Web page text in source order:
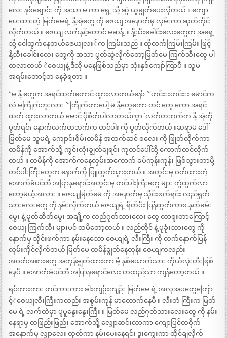
လေး နှစ်ချောင်း ကို အသာ မ ကာ ရှေ့ သို့ ဆွဲ ယူချွတ်ပေးလိုတယ် ။ ကျော
ပေးထားတဲ့ မြတ်မေရဲ့ နို့အုံတွေ ကို ဇေယျ အနောက်မှ လှမ်းကာ ဆုတ်ကိုင်
လိုက်တယ် ။ ဇေယျ လက်နှင့်တောင် မဆန့် .။ နို့သီးခေါင်းလေးတွေက အရှေ့
သို့ ငေါထွက်နေတယ်ဇေယျလ။်က ကြမ်းသည် ။ ထိုလက်ကြမ်းကြမ်း ဖြင့်
နို့သီးခေါင်းလေး တွေကို အသာ ပွတ်ဆွဲလိုက်တော့မြတ်မေ ကြက်သီးတွေ ပါ
ထလာတယ် ဲဇေယျနဲ့ ဒီလို မနေဖြစ်သည်မှာ သုံးနှစ်ကျော်ကြာပီ ။ သူမ
အရမ်းတောင့်တ နေခဲ့ရတာ ။
“မ နို့ တွေက အရင်ထက်တောင် ထွားလာတယ်နော် ´´ “ဟင်းးးဟင်းးး မောင်က
လဲ မကြိုက်ဘူးလား ´´ “ကြိုက်တာပေါ့ မ နို့တွေကော တင် တွေ ကော အရင်
ထက် ထွားလာတယ် မောင် ပိုစိတ်ပါလာတယ်ကွာ ´´ လက်တဘက်က နို့ အုံကို
ပွတ်ရင်း နောက်လက်တဘက်က တင်ပါး ကို ပွတ်လိုက်တယ် ။ဆရာမ ဒေါ်
မြတ်မေ သူမရဲ့ ကျောင်းစိမ်းထမိန် အထက်ဆင် စလေး ကို ဖြုတ်လိုက်ကာ
ထမိန်ကို အောက်သို့ ကွင်းလုံးချွတ်ချရင်း ကုတင်ပေါ်သို့ ကောက်တင်လိုက်
တယ် ။ ထမိန်ကို အောက်ကနေလှမ်းအကောက် ခပ်ကုန်းကုန်း ဖြစ်သွားတာမို့
တင်ပါးကြီးတွေက နောက်ကို ပြူထွက်သွားတယ် ။ အတွင်းမှ ဝတ်ထားတဲ့
အောက်ခံပင်တီ အပြာနုရောင်အတွင်းမှ တင်ပါးကြီးတွေ များ ကွဲထွက်လာ
တော့မယ့်အလား ။ ဇေယျမြတ်မေ ကို အနောက်မှ သိုင်းဖက်ရင်း လည်ရုတ်
သားလေးတွေ ကို နမ်းလိုက်တယ် ဇေယျရဲ့ ရိတ်ပီး ပြန်ထွက်ကာစ နုတ်ခမ်း
မွှေး နဲ့ မုတ်ဆိတ်မွှေး အချို့က လည်ဂုတ်သားလေး တွေ လာစူးတာကြောင့်
ဇေယျ ကြက်သီး များပင် ထမိတော့တယ် ။ လည်တိုင် နဲ့ ပုခုံးသားတွေ ကို
နောက်မှ သိုင်းဖက်ကာ နမ်းနေသော ဇေယျရဲ့ လီးကြီး ကို လက်နောက်ပြန်
လှမ်းကိုင်လိုက်တယ် မြတ်မေ ထမိန်ချွတ်နေတုန်း ဇေယျကလည်း
အဝတ်အစားတွေ အကုန်ချွတ်ထားတာ မို့ နှစ်ယောက်သား ကိုယ်လုံးတီးဖြစ်
နေပီ ။ အောက်ခံပင်တီ အပြာနုရောင်လေး တထည်သာ ကျန်တော့တယ် ။
ရင်ကားကား တင်ကားကား ခါးကျဉ်းကျဉ်း မြတ်မေ ရဲ့ အလှအပတွေကြော
င့်ံဇေယျလီးကြီးကလည်း အစွမ်းကုန် မာတောက်နေပီ ။ လီးတံ ကြီးက မြတ်
မေ ရဲ့ လက်ထဲမှာ ပူပူနွေးနွေးကြီး ။ မြတ်မေ လည်ဂုတ်သားလေးတွေ ကို နမ်း
နေရာမှ တဖြည်းဖြည်း အောက်သို့ လျှောဆင်းလာကာ ကျောပြင်တဝိုက်
အနောက်မှ လျှာလေး ထုတ်ကာ နမ်းပေးနေရင်း ဒူးကွေးကာ ထိုင်ချလိုက်